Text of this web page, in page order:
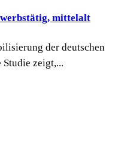
mittelalt
der deutschen
zeigt,...